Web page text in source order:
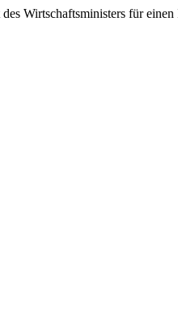
Wirtschaftsministers für